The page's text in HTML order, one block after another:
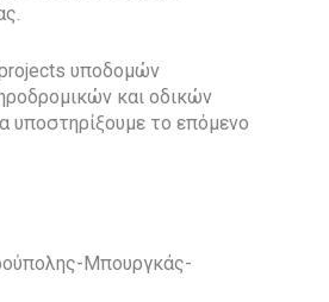
υποδομών
και οδικών
υποστηρίξουμε το επόμενο
Μπουργκάς-